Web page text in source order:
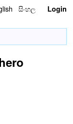
සිංහල Login